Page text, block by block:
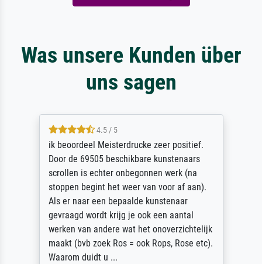
Was unsere Kunden über
uns sagen
4.5 / 5
ik beoordeel Meisterdrucke zeer positief.
Door de 69505 beschikbare kunstenaars
scrollen is echter onbegonnen werk (na
stoppen begint het weer van voor af aan).
Als er naar een bepaalde kunstenaar
gevraagd wordt krijg je ook een aantal
werken van andere wat het onoverzichtelijk
maakt (bvb zoek Ros = ook Rops, Rose etc).
Waarom duidt u ...